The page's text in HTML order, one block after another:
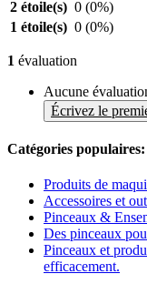
2 étoile(s) 0 (0%)
1 étoile(s) 0 (0%)
1 évaluation
Aucune
Écrivez le
Catégories populaires:
Produits de
Accessoires et
Pinceaux &
Des pinceaux
Pinceaux et
efficacement.